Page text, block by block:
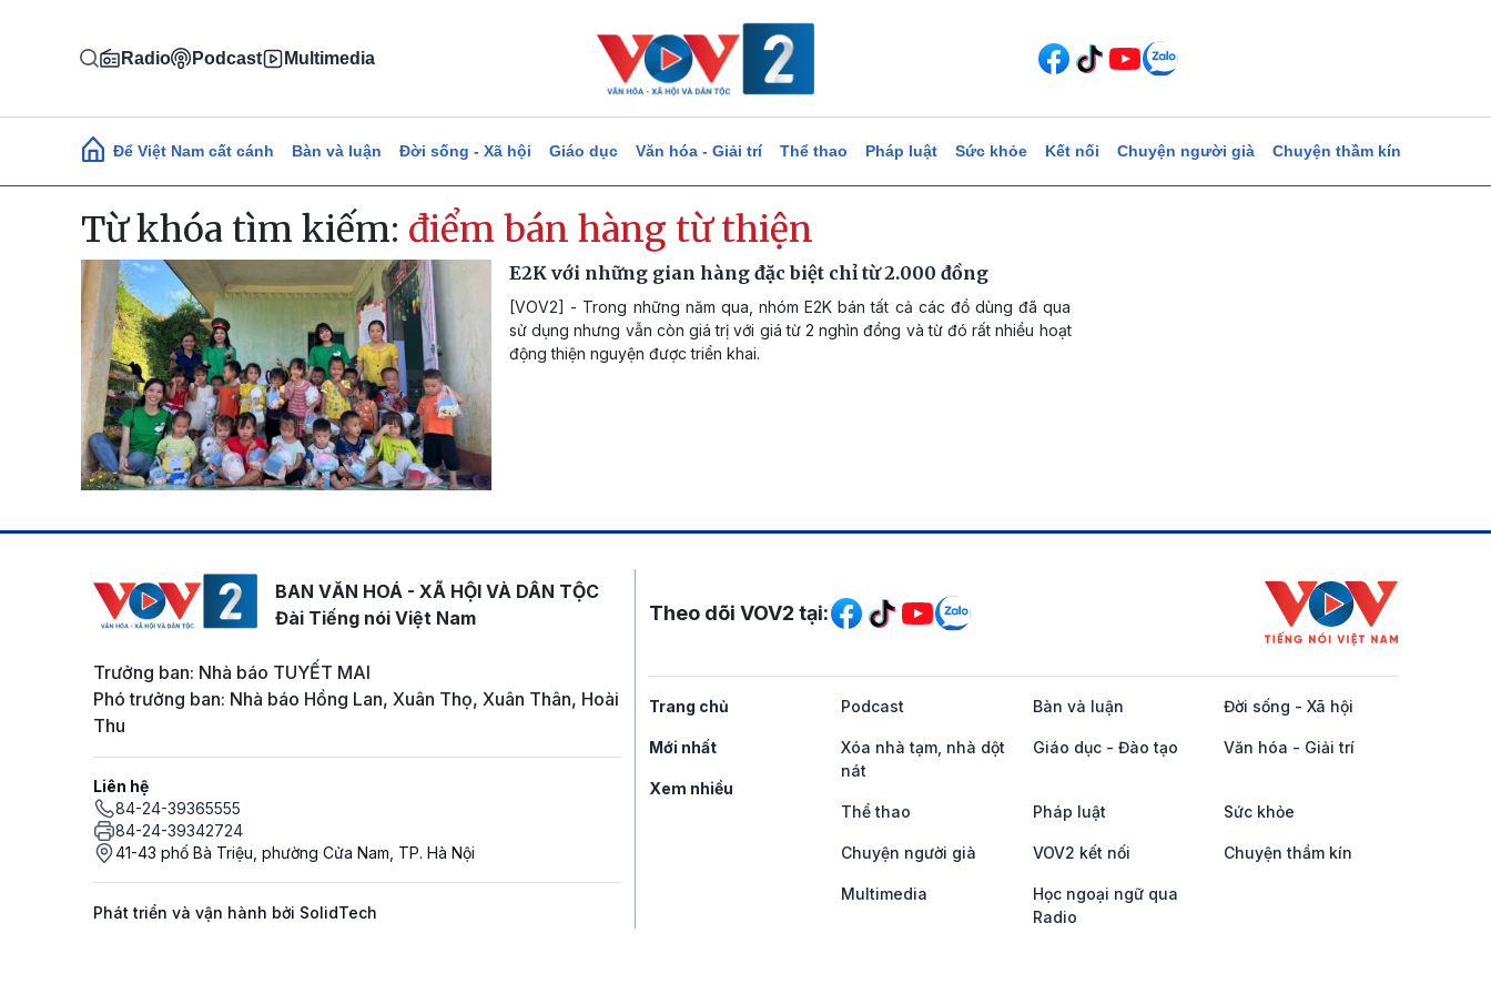
Radio Podcast Multimedia
Main navigation
Để Việt Nam cất cánh Bàn và luận Đời sống - Xã hội Giáo dục Văn hóa - Giải trí Thể thao Pháp luật Sức khỏe Kết nối Chuyện người già Chuyện thầm kín
Từ khóa tìm kiếm: điểm bán hàng từ thiện
E2K với những gian hàng đặc biệt chỉ từ 2.000 đồng
[VOV2] - Trong những năm qua, nhóm E2K bán tất cả các đồ dùng đã qua
sử dụng nhưng vẫn còn giá trị với giá từ 2 nghìn đồng và từ đó rất nhiều hoạt
động thiện nguyện được triển khai.
BAN VĂN HOÁ - XÃ HỘI VÀ DÂN TỘC
Đài Tiếng nói Việt Nam
Trưởng ban: Nhà báo TUYẾT MAI
Phó trưởng ban: Nhà báo Hồng Lan, Xuân Thọ, Xuân Thân, Hoài
Thu
Liên hệ
84-24-39365555
84-24-39342724
41-43 phố Bà Triệu, phường Cửa Nam, TP. Hà Nội
Phát triển và vận hành bởi SolidTech
Mạng xã hội
Theo dõi VOV2 tại:
Trang chủ
Mới nhất
Xem nhiều
Podcast Bàn và luận Đời sống - Xã hội
Xóa nhà tạm, nhà dột
nát
Giáo dục - Đào tạo Văn hóa - Giải trí
Thể thao Pháp luật Sức khỏe
Chuyện người già VOV2 kết nối Chuyện thầm kín
Multimedia
Học ngoại ngữ qua
Radio